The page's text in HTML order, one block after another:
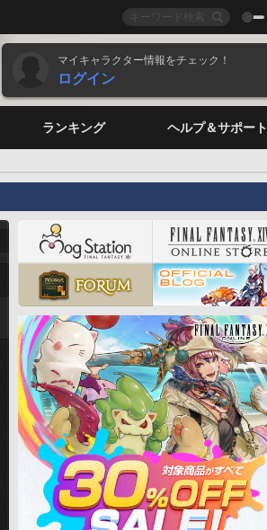
マイキャラクター情報をチェック！
ログイン
ランキング ヘルプ＆サポート